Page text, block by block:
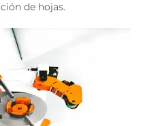
de hojas.